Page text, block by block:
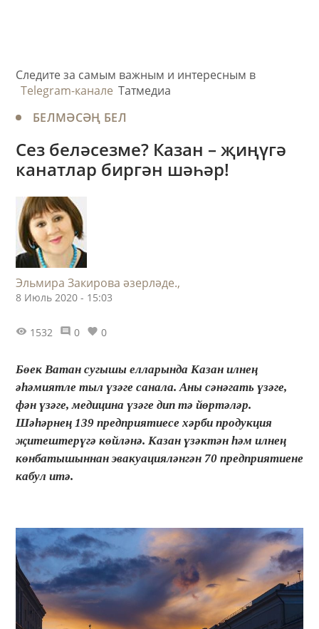
Следите за самым важным и интересным в
Telegram-канале Татмедиа
БЕЛМӘСӘҢ БЕЛ
Сез беләсезме? Казан – җиңүгә
канатлар биргән шәһәр!
Эльмира Закирова әзерләде.,
8 Июль 2020 - 15:03
1532 0 0
Бөек Ватан сугышы елларында Казан илнең
әһәмиятле тыл үзәге санала. Аны сәнәгать үзәге,
фән үзәге, медицина үзәге дип тә йөртәләр.
Шәһәрнең 139 предприятиесе хәрби продукция
җитештерүгә көйләнә. Казан үзәктән һәм илнең
көнбатышыннан эвакуацияләнгән 70 предприятиене
кабул итә.